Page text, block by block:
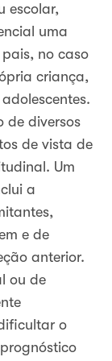
escolar,
uma
no caso
criança,
de diversos
de vista de
Um
a
e de
anterior.
ou de
o